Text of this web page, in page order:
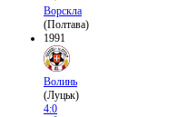
Ворскла
(Полтава)
1991
Волинь
(Луцьк)
4:0